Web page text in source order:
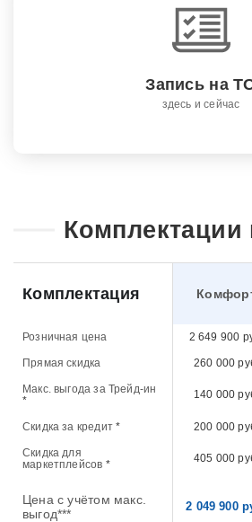
Запись на
здесь и сейчас
Комплектация
Розничная цена 2 649 900
Прямая скидка 260 000
Макс. выгода за Трейд-ин
*
140 000
Скидка за кредит* 200 000
Скидка для
маркетплейсов * 405 000
Цена с учётом макс.
выгод***
2 049 900